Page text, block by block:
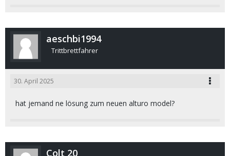
aeschbi1994
Trittbrettfahrer
30. April 2025
hat jemand ne lösung zum neuen alturo model?
Colt 20